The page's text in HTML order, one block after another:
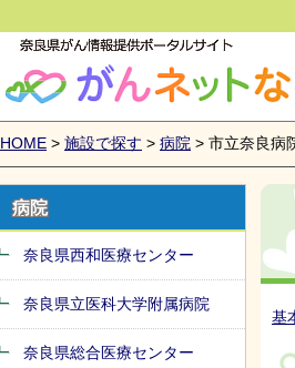
がんネットなら
HOME > 施設で探す > 病院 > 市立奈良病
病院
奈良県西和医療センター
奈良県立医科大学附属病院
奈良県総合医療センター
基